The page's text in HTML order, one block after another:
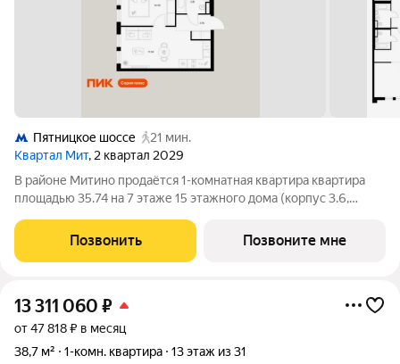
Пятницкое шоссе
21 мин.
Квартал Мит, 2 квартал 2029
В районе Митино продаётся 1-комнатная квартира квартира
площадью 35.74 на 7 этаже 15 этажного дома (корпус 3.6,
расположение 20 минут пешком до станции метро
«Пятницкое шоссе». 8 минут на автомобиле до
Позвонить Позвоните мне
13 311 060 ₽
от 47 818 ₽ в месяц
38,7 м²
1-комн. квартира 13 этаж из 31